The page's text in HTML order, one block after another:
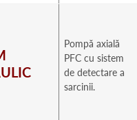
Pompă axială
PFC cu sistem
de detectare a
sarcinii.